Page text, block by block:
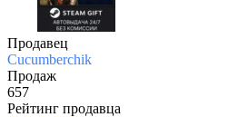
Продавец
Cucumberchik
Продаж
657
Рейтинг продавца